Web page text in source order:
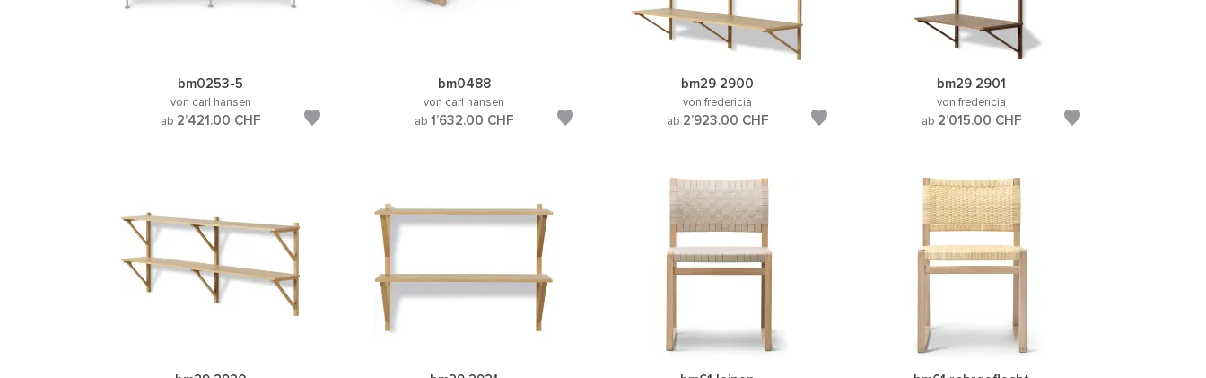
bm0253-5
von carl hansen
ab 2’421.00 CHF
bm0488
von carl hansen
ab 1’632.00 CHF
bm29 2900
von fredericia
ab 2’923.00 CHF
bm29 2901
von fredericia
ab 2’015.00 CHF